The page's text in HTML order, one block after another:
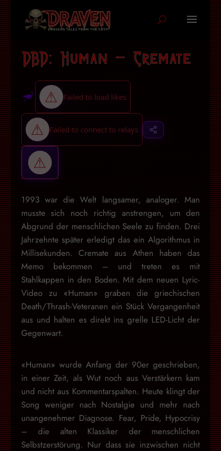
DBD: Human – Cremate
1993 war die Welt langsamer, analoger. Man
musste sich noch richtig anstrengen, um den
Abgrund der menschlichen Seele zu finden. Drei
Jahrzehnte später erledigt das ein Algorithmus in
Millisekunden. Cremate aus Athen haben das
Memo bekommen – und treten es mit
Stahlkappen in den Boden. Mit dem neuen Lyric-
Video zu «Human» graben die griechischen
Death/Thrash-Veteranen ein Stück Vergangenheit
aus und halten es direkt ins grelle LED-Licht der
Gegenwart.
«Human» wurde Anfang der 90er geschrieben,
in einer Zeit, als Wut noch aus Verstärkern kam
und nicht aus Kommentarspalten. Heute klingt der
Song weniger nach Nostalgie und mehr nach
unangenehmer Diagnose. Fear, Pride, Hypocrisy
– die alten Klassiker der menschlichen
Selbstzerstörung. Nur dass sie inzwischen nicht